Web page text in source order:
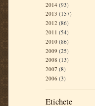
2014 (93)
2013 (157)
2012 (86)
2011 (54)
2010 (86)
2009 (25)
2008 (13)
2007 (8)
2006 (3)
Etichete